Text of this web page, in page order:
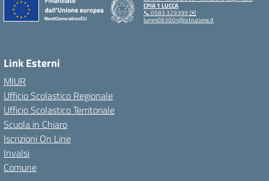
CPIA 1 LUCCA
📞 0583 329399 ✉️
lumm08300n@istruzione.it
Link Esterni
MIUR
Ufficio Scolastico Regionale
Ufficio Scolastico Territoriale
Scuola in Chiaro
Iscrizioni On Line
Invalsi
Comune